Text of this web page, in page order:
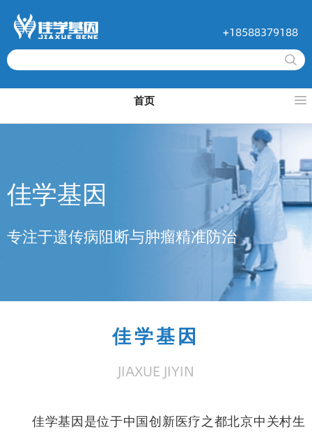
+18588379188
首页
佳学基因
专注于遗传病阻断与肿瘤精准防治
佳学基因
JIAXUE JIYIN
佳学基因是位于中国创新医疗之都北京中关村生